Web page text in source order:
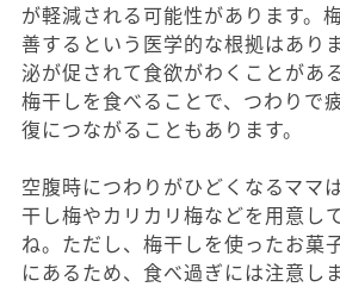
が軽減される可能性があります。
善するという医学的な根拠はあり
泌が促されて食欲がわくことがあ
梅干しを食べることで、つわりで
復につながることもあります。
空腹時につわりがひどくなるママ
干し梅やカリカリ梅などを用意し
ね。ただし、梅干しを使ったお菓
にあるため、食べ過ぎには注意し